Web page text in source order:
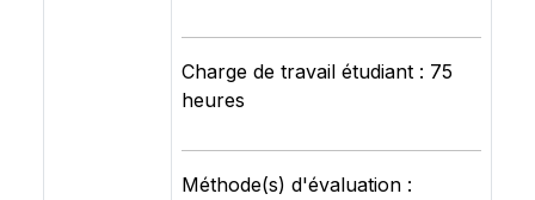
Charge de travail étudiant : 75
heures
Méthode(s) d'évaluation :